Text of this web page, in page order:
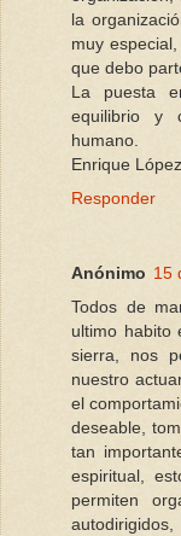
la
muy
que debo
La puesta
equilibrio y
humano.
Enrique
Responder
Anónimo 15
Todos de
ultimo habito
sierra, nos
nuestro
el
deseable,
tan
espiritual,
permiten